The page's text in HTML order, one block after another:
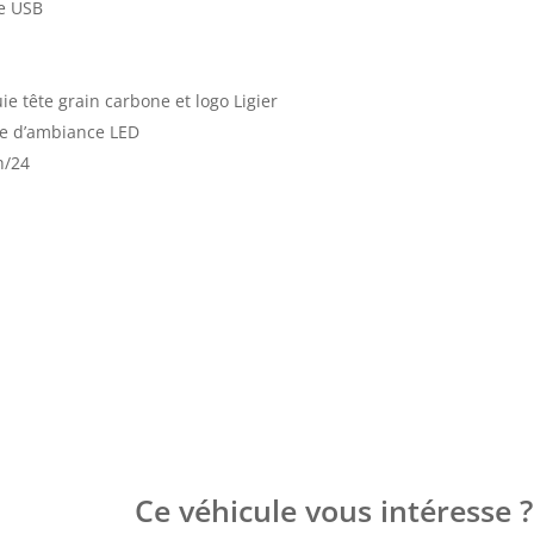
USB
tête grain carbone et logo Ligier
LED
24
Ce véhicule vous intéresse ?